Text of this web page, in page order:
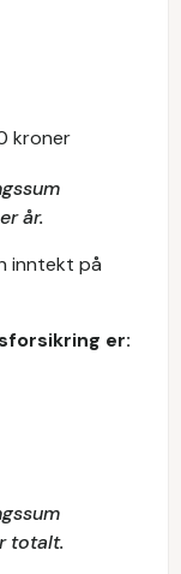
kroner
år.
inntekt på
er:
totalt.